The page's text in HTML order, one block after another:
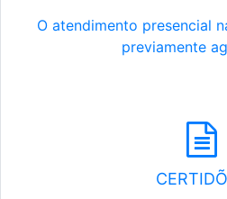
O atendimento presencial
previamente